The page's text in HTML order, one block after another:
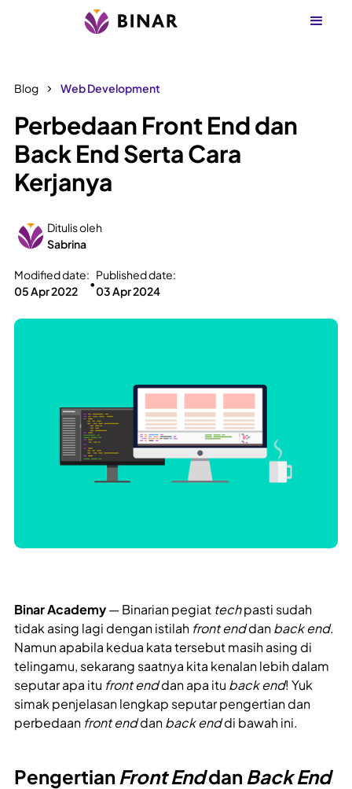
Blog Web Development
Perbedaan Front End dan
Back End Serta Cara
Kerjanya
Ditulis oleh
Sabrina
Modified date:
05 Apr 2022
•
Published date:
03 Apr 2024
Binar Academy— Binarian pegiat techpasti sudah
tidak asing lagi dengan istilah front enddanback end.
Namun apabila kedua kata tersebut masih asing di
telingamu, sekarang saatnya kita kenalan lebih dalam
seputar apa itu front enddan apa itu back end! Yuk
simak penjelasan lengkap seputar pengertian dan
perbedaan front enddanback enddi bawah ini.
Pengertian Front Enddan Back End